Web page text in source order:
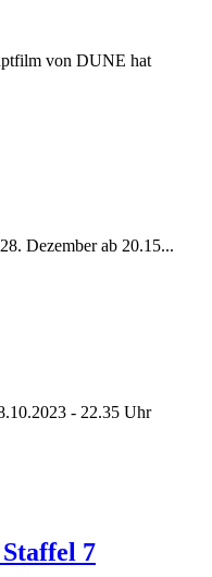
von DUNE hat
Dezember ab 20.15...
- 22.35 Uhr
7